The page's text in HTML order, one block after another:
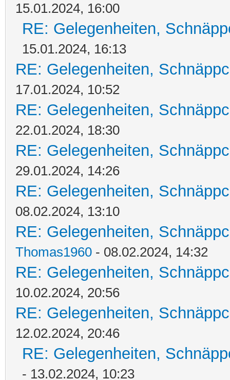
15.01.2024, 16:00
RE: Gelegenheiten,
15.01.2024, 16:13
RE: Gelegenheiten,
17.01.2024, 10:52
RE: Gelegenheiten,
22.01.2024, 18:30
RE: Gelegenheiten,
29.01.2024, 14:26
RE: Gelegenheiten,
08.02.2024, 13:10
RE: Gelegenheiten,
Thomas1960 - 08.02.2024, 14:32
RE: Gelegenheiten,
10.02.2024, 20:56
RE: Gelegenheiten,
12.02.2024, 20:46
RE: Gelegenheiten,
- 13.02.2024, 10:23